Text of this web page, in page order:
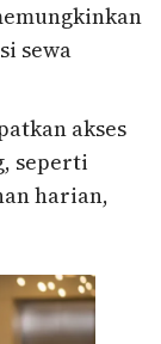
sewa
akses
seperti
harian,